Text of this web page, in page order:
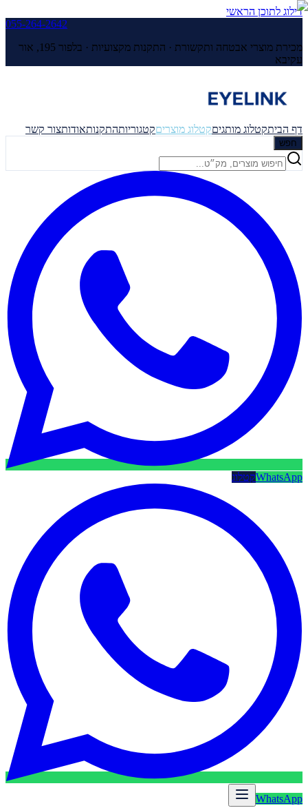
דילוג לתוכן הראשי
055-264-2642
מכירת מוצרי אבטחה ותקשורת · התקנות מקצועיות ·
בלפור 195, אור
עקיבא
דף הביתקטלוג מותגיםקטלוג מוצריםקטגוריותהתקנותאודותצור קשר
חפש
WhatsAppקטלוג
WhatsApp